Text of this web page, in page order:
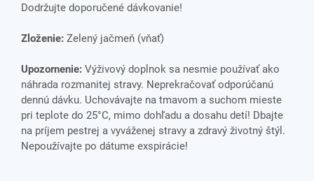
Dodržujte doporučené dávkovanie!
Zloženie: Zelený jačmeň (vňať)
Upozornenie: Výživový doplnok sa nesmie používať ako
náhrada rozmanitej stravy. Neprekračovať odporúčanú
dennú dávku. Uchovávajte na tmavom a suchom mieste
pri teplote do 25°C, mimo dohľadu a dosahu detí! Dbajte
na príjem pestrej a vyváženej stravy a zdravý životný štýl.
Nepoužívajte po dátume exspirácie!